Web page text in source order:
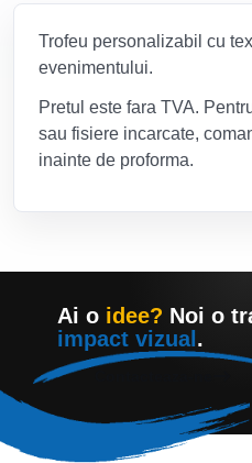
Trofeu personalizabil cu
evenimentului.
Pretul este fara TVA.
sau fisiere incarcate,
inainte de proforma.
Ai o idee? Noi o
impact vizual .